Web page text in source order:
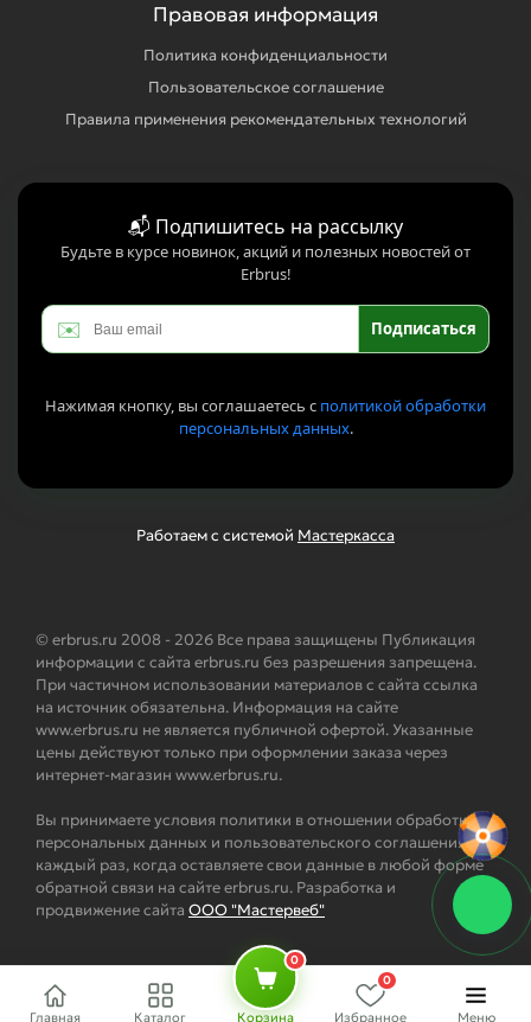
Главная Каталог
0
Корзина Избранное
0
Меню
Правовая информация
Политика конфиденциальности
Пользовательское соглашение
Правила применения рекомендательных технологий
📬 Подпишитесь на рассылку
Будьте в курсе новинок, акций и полезных новостей от
Erbrus!
✉️ Подписаться
Нажимая кнопку, вы соглашаетесь с политикой обработки
персональных данных.
Работаем с системой Мастеркасса
© erbrus.ru 2008 - 2026 Все права защищены Публикация
информации с сайта erbrus.ru без разрешения запрещена.
При частичном использовании материалов с сайта ссылка
на источник обязательна. Информация на сайте
www.erbrus.ru не является публичной офертой. Указанные
цены действуют только при оформлении заказа через
интернет-магазин www.erbrus.ru.
Вы принимаете условия политики в отношении обработки
персональных данных и пользовательского соглашения
каждый раз, когда оставляете свои данные в любой форме
обратной связи на сайте erbrus.ru. Разработка и
продвижение сайта ООО "Мастервеб"